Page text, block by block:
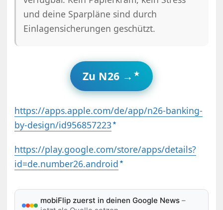
und deine Sparpläne sind durch
Einlagensicherungen geschützt.
Zu N26 →
https://apps.apple.com/de/app/n26-banking-
by-design/id956857223
https://play.google.com/store/apps/details?
id=de.number26.android
mobiFlip zuerst in deinen Google News –